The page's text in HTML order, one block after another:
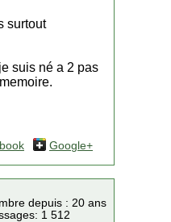
surtout
suis né a 2 pas
Google+
depuis : 20 ans
1 512